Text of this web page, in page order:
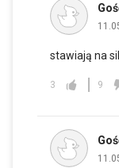
stawiają na
3 9